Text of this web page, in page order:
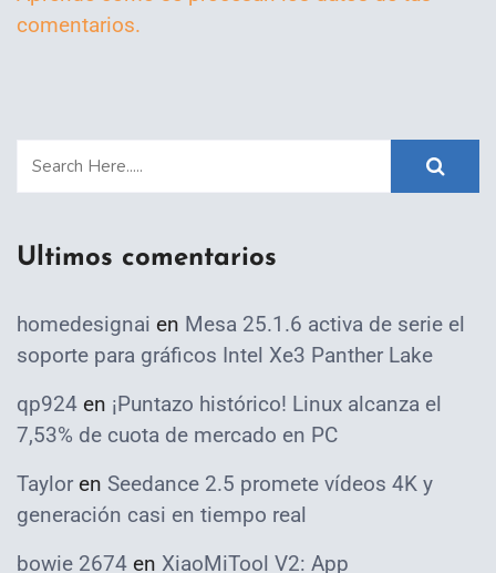
comentarios.
Ultimos comentarios
homedesignai en Mesa 25.1.6 activa de serie el
soporte para gráficos Intel Xe3 Panther Lake
qp924 en ¡Puntazo histórico! Linux alcanza el
7,53% de cuota de mercado en PC
Taylor en Seedance 2.5 promete vídeos 4K y
generación casi en tiempo real
bowie 2674 en XiaoMiTool V2: App